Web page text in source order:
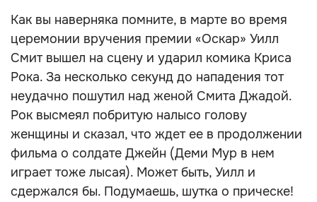
Как вы наверняка помните, в марте во время
церемонии вручения премии «Оскар» Уилл
Смит вышел на сцену и ударил комика Криса
Рока. За несколько секунд до нападения тот
неудачно пошутил над женой Смита Джадой.
Рок высмеял побритую налысо голову
женщины и сказал, что ждет ее в продолжении
фильма о солдате Джейн (Деми Мур в нем
играет тоже лысая). Может быть, Уилл и
сдержался бы. Подумаешь, шутка о прическе!